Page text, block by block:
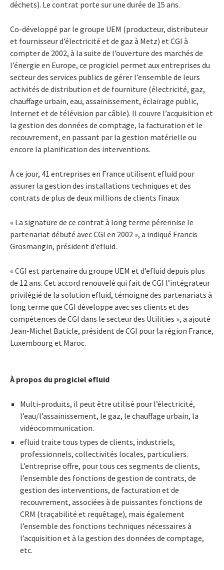
déchets). Le contrat porte sur une durée de 15 ans.
Co-développé par le groupe UEM (producteur, distributeur
et fournisseur d’électricité et de gaz à Metz) et CGI à
compter de 2002, à la suite de l’ouverture des marchés de
l’énergie en Europe, ce progiciel permet aux entreprises du
secteur des services publics de gérer l’ensemble de leurs
activités de distribution et de fourniture (électricité, gaz,
chauffage urbain, eau, assainissement, éclairage public,
Internet et de télévision par câble). Il couvre l’acquisition et
la gestion des données de comptage, la facturation et le
recouvrement, en passant par la gestion matérielle ou
encore la planification des interventions.
À ce jour, 41 entreprises en France utilisent efluid pour
assurer la gestion des installations techniques et des
contrats de plus de deux millions de clients finaux
« La signature de ce contrat à long terme pérennise le
partenariat débuté avec CGI en 2002 », a indiqué Francis
Grosmangin, président d’efluid.
« CGI est partenaire du groupe UEM et d’efluid depuis plus
de 12 ans. Cet accord renouvelé qui fait de CGI l’intégrateur
privilégié de la solution efluid, témoigne des partenariats à
long terme que CGI développe avec ses clients et des
compétences de CGI dans le secteur des Utilities », a ajouté
Jean-Michel Baticle, président de CGI pour la région France,
Luxembourg et Maroc.
À propos du progiciel efluid
Multi-produits, il peut être utilisé pour l’électricité,
l’eau/l’assainissement, le gaz, le chauffage urbain, la
vidéocommunication.
efluid traite tous types de clients, industriels,
professionnels, collectivités locales, particuliers.
L’entreprise offre, pour tous ces segments de clients,
l’ensemble des fonctions de gestion de contrats, de
gestion des interventions, de facturation et de
recouvrement, associées à de puissantes fonctions de
CRM (traçabilité et requêtage), mais également
l’ensemble des fonctions techniques nécessaires à
l’acquisition et à la gestion des données de comptage,
etc.